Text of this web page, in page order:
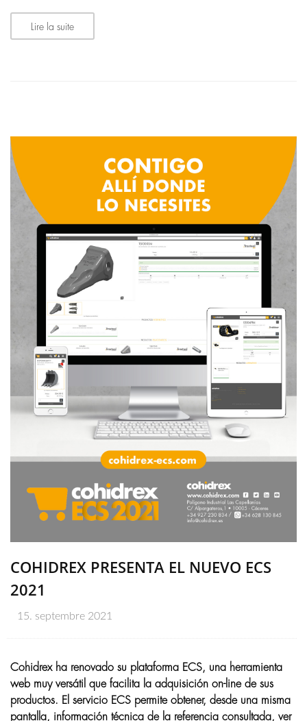
Lire la suite
COHIDREX PRESENTA EL NUEVO ECS
2021
15. septembre 2021
Cohidrex ha renovado su plataforma ECS, una herramienta
web muy versátil que facilita la adquisición on-line de sus
productos. El servicio ECS permite obtener, desde una misma
pantalla, información técnica de la referencia consultada, ver